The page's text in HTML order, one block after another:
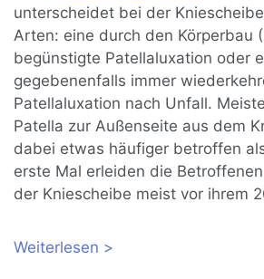
unterscheidet bei der
Arten: eine durch den Körperbau
begünstigte Patellaluxation oder
gegebenenfalls immer
Patellaluxation nach Unfall.
Patella zur Außenseite aus dem
dabei etwas häufiger betroffen
erste Mal erleiden die
der Kniescheibe meist vor ihrem
Weiterlesen über Patellaluxation: